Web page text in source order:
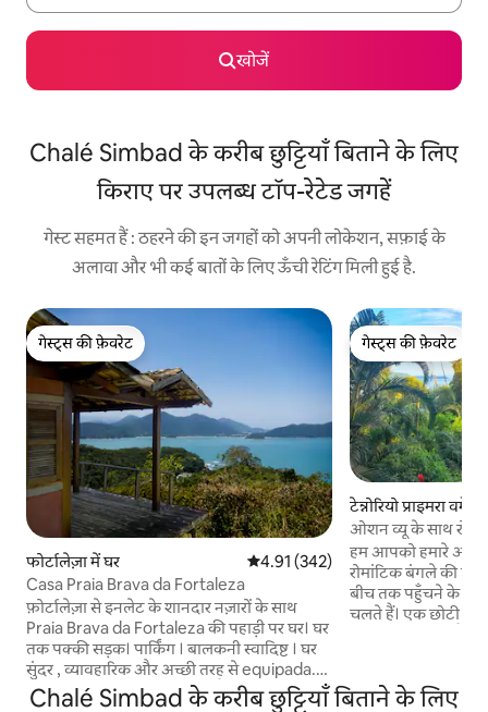
खोजें
Chalé Simbad के करीब छुट्टियाँ बिताने के लिए
किराए पर उपलब्ध टॉप-रेटेड जगहें
गेस्ट सहमत हैं : ठहरने की इन जगहों को अपनी लोकेशन, सफ़ाई के
अलावा और भी कई बातों के लिए ऊँची रेटिंग मिली हुई है.
गेस्ट्स की फ़ेवरेट
गेस्ट्स की फ़ेवरेट
फोर्टालेज़ा में घर औसत रेटिंग 5 में से 4.91, 342 समीक्षाएँ
4.91 (342)
Casa Praia Brava da Fortaleza
फ़ोर्टालेज़ा से इनलेट के शानदार नज़ारों के साथ
Praia Brava da Fortaleza की पहाड़ी पर घर। घर
तक पक्की सड़क। पार्किंग । बालकनी स्वादिष्ट । घर
सुंदर , व्यावहारिक और अच्छी तरह से equipada.A
घर जितना सरल आप देख सकते हैं, लेकिन जगह का
गेस्ट्स की फ़ेवरेट
गेस्ट्स की फ़ेवरेट
टेन्नोरियो प्राइमरा
ओशन व्यू के साथ
हम आपको हमारे आकर्षक बगीचे में छिपे हमारे छोटे
रोमांटिक बंगले की
बीच तक पहुँचने के
चलते हैं। एक छोटी सी सड़क से
आपको इसके एक
Chalé Simbad के करीब छुट्टियाँ बिताने के लिए